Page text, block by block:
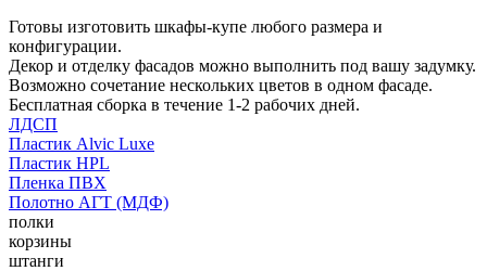
Готовы изготовить шкафы-купе любого размера и
конфигурации.
Декор и отделку фасадов можно выполнить под вашу задумку.
Возможно сочетание нескольких цветов в одном фасаде.
Бесплатная сборка в течение 1-2 рабочих дней.
ЛДСП
Пластик Alvic Luxe
Пластик HPL
Пленка ПВХ
Полотно АГТ (МДФ)
полки
корзины
штанги